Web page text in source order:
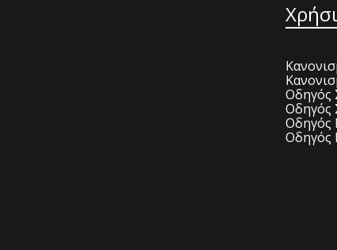
Οδηγός
Οδηγός
Οδηγός
Οδηγός